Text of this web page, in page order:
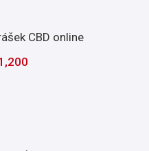
CBD online